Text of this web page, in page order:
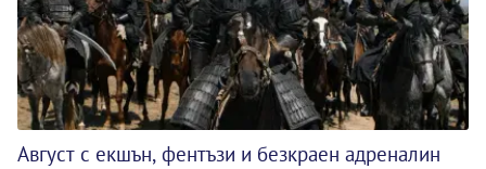
Август с екшън, фентъзи и безкраен адреналин